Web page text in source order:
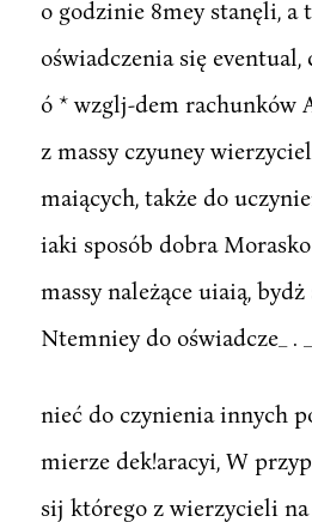
o godzinie 8mey stanęli, a
oświadczenia się
ó * wzglj-dem rachunków
z massy czyuney
maiących, także do
iaki sposób dobra
massy należące uiaią,
Ntemniey do oświadcze_ . _
nieć do czynienia innych
mierze dek!aracyi, W
sij którego z wierzycieli na